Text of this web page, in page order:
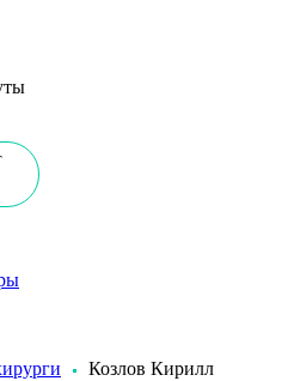
Козлов Кирилл